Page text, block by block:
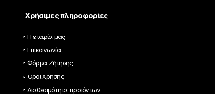
Χρήσιμες πληροφορίες
▫ Η εταιρία μας
▫ Επικοινωνία
▫ Φόρμα Ζήτησης
▫ Όροι Χρήσης
▫ Διαθεσιμότητα προϊόντων